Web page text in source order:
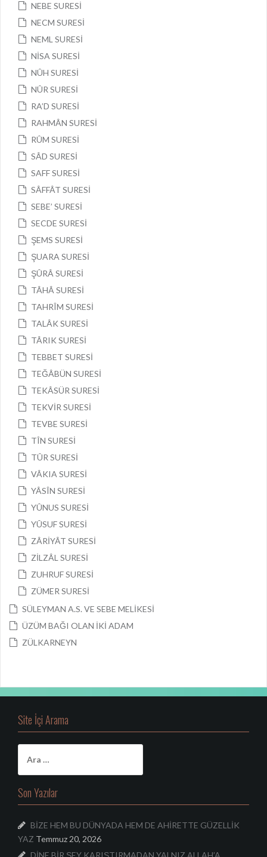
NEBE SURESİ
NECM SURESİ
NEML SURESİ
NİSA SURESİ
NÛH SURESİ
NÛR SURESİ
RA’D SURESİ
RAHMÂN SURESİ
RÛM SURESİ
SÂD SURESİ
SAFF SURESİ
SÂFFÂT SURESİ
SEBE’ SURESİ
SECDE SURESİ
ŞEMS SURESİ
ŞUARA SURESİ
ŞÛRÂ SURESİ
TÂHÂ SURESİ
TAHRÎM SURESİ
TALÂK SURESİ
TÂRIK SURESİ
TEBBET SURESİ
TEĞÂBÜN SURESİ
TEKÂSÜR SURESİ
TEKVİR SURESİ
TEVBE SURESİ
TÎN SURESİ
TÛR SURESİ
VÂKIA SURESİ
YÂSÎN SURESİ
YÛNUS SURESİ
YÛSUF SURESİ
ZÂRİYÂT SURESİ
ZİLZÂL SURESİ
ZUHRUF SURESİ
ZÜMER SURESİ
SÜLEYMAN A.S. VE SEBE MELİKESİ
ÜZÜM BAĞI OLAN İKİ ADAM
ZÜLKARNEYN
Site İçi Arama
a
m
a
Son Yazılar
BİZE HEM BU DÜNYADA HEM DE AHİRETTE GÜZELLİK
YAZ Temmuz 20, 2026
DİNE BİR ŞEY KARIŞTIRMADAN YALNIZ ALLAH’A